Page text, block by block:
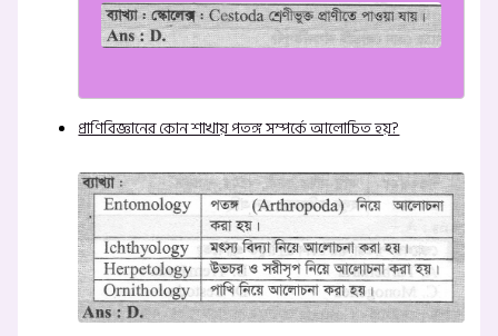
প্রাণিবিজ্ঞানের কোন শাখায় পতঙ্গ সম্পর্কে আলোচিত হয়?